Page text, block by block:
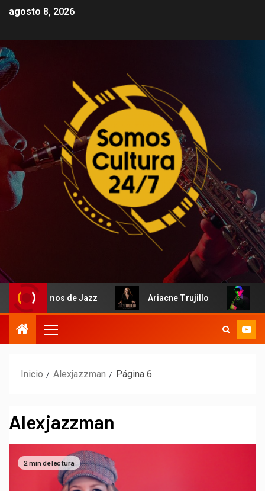
agosto 8, 2026
Hablemos de Jazz Ariacne Trujillo Iñaki
Inicio Alexjazzman Página 6
Alexjazzman
2 min de lectura